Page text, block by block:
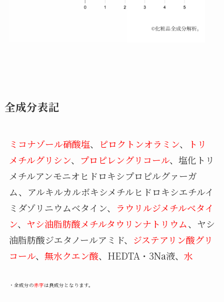
全成分表記
ミコナゾール硝酸塩、 ピロクトンオラミン、
トリ
メチルグリシン、 プロピレングリコール、塩化トリ
メチルアンモニオヒドロキシプロピルグァーガ
ム、アルキルカルボキシメチルヒドロキシエチルイ
ミダゾリニウムベタイン、
ラウリルジメチルベタイ
ン、 ヤシ油脂肪酸メチルタウリンナトリウム、ヤシ
油脂肪酸ジエタノールアミド、 ジステアリン酸グリ
コール、 無水クエン酸、HEDTA・3Na液、 水
・全成分の赤字は良成分となります。